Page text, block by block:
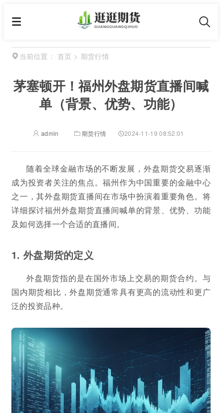
当前位置： 首页 > 期货行情
茅塞顿开！福州外盘期货直播间喊
单（背景、优势、功能）
admin 期货行情 2024-11-19 08:52:01
随着全球金融市场的不断发展，外盘期货交易逐渐
成为投资者关注的焦点。福州作为中国重要的金融中心
之一，其外盘期货直播间在市场中扮演着重要角色。将
详细探讨福州外盘期货直播间喊单的背景、优势、功能
及如何选择一个合适的直播间。
1. 外盘期货的定义
外盘期货指的是在国外市场上交易的期货合约。与
国内期货相比，外盘期货通常具有更高的流动性和更广
泛的投资品种。